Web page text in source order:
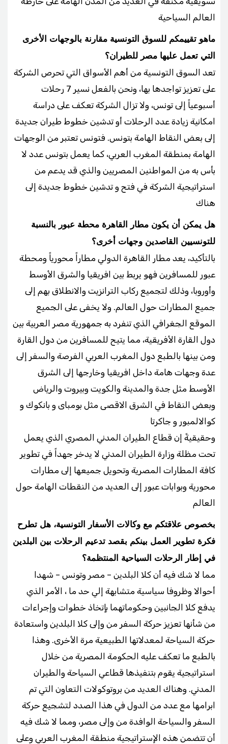
العالم السياحية
ماهو تقييمكم للسوق التونسية مقارنة بالوجهات الأخرى
التي تعمل عليها مصر للطيران؟
تعد السوق التونسية من أهم الأسواق التي تحرص الشركة
على تعزيز تواجدها بها، ونحن بالفعل نسير 7 رحلات
أسبوعياً إلى تونس، ولا تزال الشركة تعكف على دراسة
امكانية زيادة عدد الرحلات أو تدشين خطوط طيران جديدة
إلى بعض النقاط الهامة بتونس. فتونس تعتبر من الوجهات
الهامة بمنطقة المغرب العربي، كما يعمل بتونس عدد لا
بأس به من المواطنين المصريين والذي قد يدعم من
استراتيجية الشركة في فتح و تدشين خطوط جديدة إلى
هناك
هل يمكن أن يكون مطار القاهرة محطة عبور بالنسبة
للتونسيين القاصدين وجهات أخرى؟
بالتأكيد، يعد مطار القاهرة الدولي مطاراً محورياً ومحطة
عبور للمسافرين فهو يربط بين افريقيا والشرق الأوسط
وأوروبا، وذلك لتجميع ركاب الترانزيت والانطلاق بهم إلى
جميع المطارات حول العالم. ولا يخفى على الجميع
الموقع الجغرافي الذي تنفرد به جمهورية مصر العربية بين
دول القارة الأفريقية، مما يتيح للمسافرين من دول القارة
ومن بينها بالطبع دول المغرب العربي الفرصة والسفر إلى
عدة وجهات هامة داخل افريقيا وخارجها إلى الشرق
الأوسط مثل جدة والمدينة والكويت وبيروت والرياض
وبعض النقاط في الشرق الاقصى مثل بومباى و بانكوك و
كوالالمبور و جاكرتا
وحقيقيةً إن قطاع الطيران المدني المصري الذي يعمل
تحت مظلة وزارة الطيران المدني لا يدخر جهداً في تطوير
كافة المطارات المصرية وتحويل جميعها إلى مطارات
محورية وبوابات عبور إلى العديد من النقطات الهامة حول
العالم
بخصوص علاقتكم مع وكالات الأسفار التونسية، هل تطرح
فكرة تطوير العمل بينكم بقصد تدعيم الرحلات بين البلدين
في إطار الرحلات السياحية المنتظمة؟
مما لا شك فيه أن كلا البلدين – مصر وتونس – شهدا
أحوالا وظروفا سياسية متشابهة إلي حد ما ، الأمر الذي
يدفع كلا الجانبين وحكوماتهما بإتخاذ خطوات وإجراءات
من شأنها تعزيز حركة السفر من وإلى كلا البلدين واستعادة
حركة السياحة لمعدلاتها الطبيعية مرة الأخرى. وهذا
بالطبع ما تعكف عليه الحكومة المصرية من خلال
استراتيجية يقوم بتنفيذها قطاعي السياحة والطيران
المدني. وهناك العديد من بروتوكولات التعاون التي تم
ابرامها مع عدد من الدول في هذا الصدد لتشجيع حركة
السفر والسياحة الوافدة من وإلى مصر، ومما لا شك فيه
أن تتضمن هذه الإستراتيجية منطقة المغرب العربي وعلى